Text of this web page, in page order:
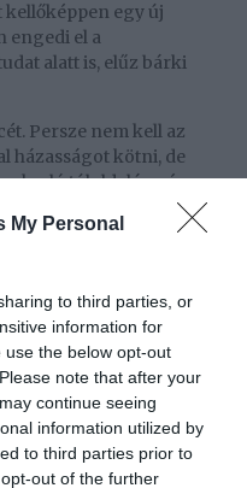
My Personal
to third parties, or
information for
the below opt-out
note that after your
continue seeing
information utilized by
to third parties prior to
out of the further
egy új
engedi el a
alatt is, elűz bárki
Persze nem kell az
házasságot kötni, de
a ló túloldalára, és
aki képes lenne
időket élünk,
a néhány órát, amit a
Egy randizás
így sokan bele sem
Már az első
ha a partner erre